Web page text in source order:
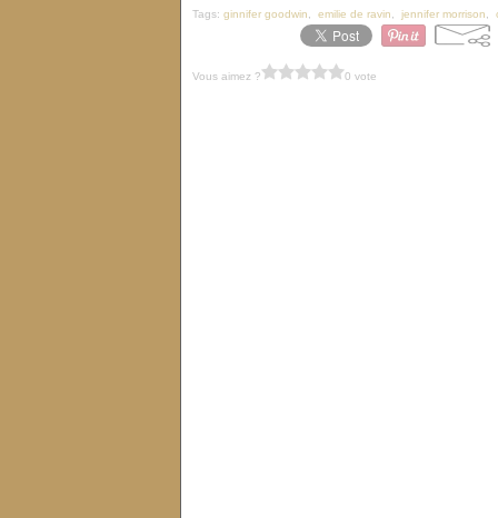
Tags: ginnifer goodwin emilie de ravin jennifer morrison
Vous aimez ? 0 vote